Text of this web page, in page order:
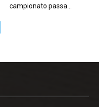
campionato passa...